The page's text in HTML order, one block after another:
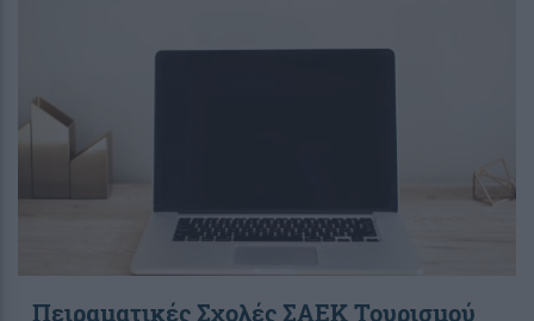
Πειραματικές Σχολές ΣΑΕΚ Τουρισμού